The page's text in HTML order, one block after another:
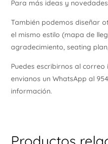
Para más ideas y
También podemos diseñar
el mismo estilo (mapa de
agradecimiento, seating
Puedes escribirnos al
envianos un WhatsApp al
información.